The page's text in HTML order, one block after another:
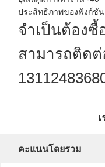
ประสิทธิภาพของฟังก์ชัน
จําเป็นต้องซื้
สามารถติด
คะแนนโดยรวม